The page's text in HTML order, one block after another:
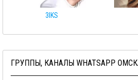
3IKS
ГРУППЫ, КАНАЛЫ WHATSAPP